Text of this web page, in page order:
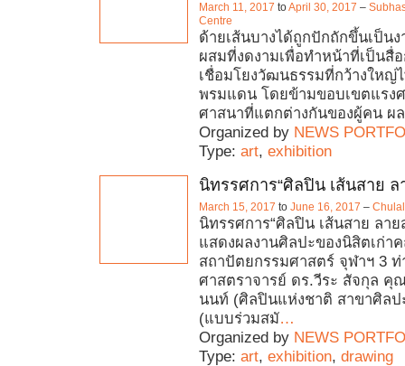
March 11, 2017 toApril 30, 2017 –
Centre
ด้ายเส้นบางได้ถูกปักถักขึ้นเป็น
ผสมที่งดงามเพื่อทำหน้าที่เป็นสื่
เชื่อมโยงวัฒนธรรมที่กว้างใหญ่
พรมแดน โดยข้ามขอบเขตแรง
ศาสนาที่แตกต่างกันของผู้คน ผ
Organized by NEWS
Type: art, exhibition
นิทรรศการ“ศิลปิน เส้นสาย ล
March 15, 2017 to June 16, 2017 –
นิทรรศการ“ศิลปิน เส้นสาย ลาย
แสดงผลงานศิลปะของนิสิตเก่า
สถาปัตยกรรมศาสตร์ จุฬาฯ 3 ท่
ศาสตราจารย์ ดร.วีระ สัจกุล คุ
นนท์ (ศิลปินแห่งชาติ สาขาศิลป
(แบบร่วมสมั…
Organized by NEWS
Type: art, exhibition, drawing